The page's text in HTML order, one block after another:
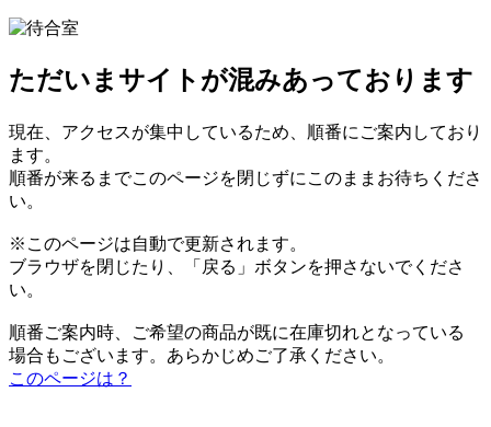
ただいまサイトが混みあっております
現在、アクセスが集中しているため、順番にご案内しており
ます。
順番が来るまでこのページを閉じずにこのままお待ちくださ
い。
※このページは自動で更新されます。
ブラウザを閉じたり、「戻る」ボタンを押さないでくださ
い。
順番ご案内時、ご希望の商品が既に在庫切れとなっている
場合もございます。あらかじめご了承ください。
このページは？